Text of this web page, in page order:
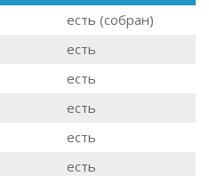
есть (собран)
есть
есть
есть
есть
есть